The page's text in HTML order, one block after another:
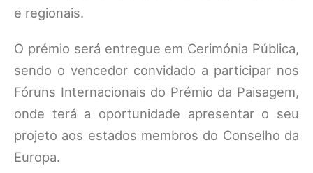
e regionais.
O prémio será entregue em Cerimónia Pública,
sendo o vencedor convidado a participar nos
Fóruns Internacionais do Prémio da Paisagem,
onde terá a oportunidade apresentar o seu
projeto aos estados membros do Conselho da
Europa.